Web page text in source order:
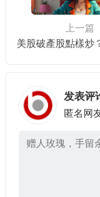
上一篇
美股破產股點樣炒
发表评
匿名网